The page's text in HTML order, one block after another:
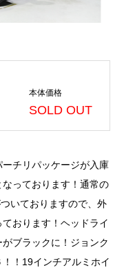
本体価格
SOLD OUT
チリパッケージが入庫
っております！通常の
いておりますので、外
おります！ヘッドライ
ブラックに！ジョンク
！19インチアルミホイ